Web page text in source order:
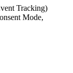
Tracking)
Mode,